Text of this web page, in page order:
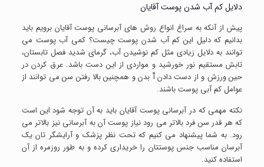
دلایل کم آب شدن پوست آقایان
پیش از آنکه به سراغ انواع روش های آبرسانی پوست آقایان برویم باید
بدانیم که دلیل این کم آب شدن پوست چیست؟ کمی آب پوست می
توانند به دلایل زیادی مثل کم نوشیدن آب، گرمای شدید فصل تابستان،
تابش مستقیم نور خورشید و مواردی از این دست باشد. عرق کردن در
حین ورزش و از دست دادن آّ بدن و همچنین بالا رفتن سن می توانند از
عوامل کم آبی پوست باشند.
نکته مهمی که در آبرسانی پوست آقایان باید به آن توجه شود این است
که هر قدر سن فرد بالاتر می رود نیاز پوست آن به آبرسانی نیز بالاتر می
رود. به شما پیشنهاد می کنیم که تحت نظر پزشک و آرایشگر تان یک
آبرسان مناسب جنس پوستتان را خریداری کرده و به طور روزمره از آن
استفاده کنید.